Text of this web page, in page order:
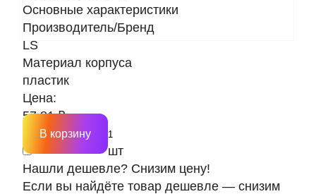
Основные характеристики
Производитель/Бренд
LS
Материал корпуса
пластик
Цена:
57.81 ₽
шт
В корзину
Нашли дешевле? Снизим цену!
Если вы найдёте товар дешевле — снизим